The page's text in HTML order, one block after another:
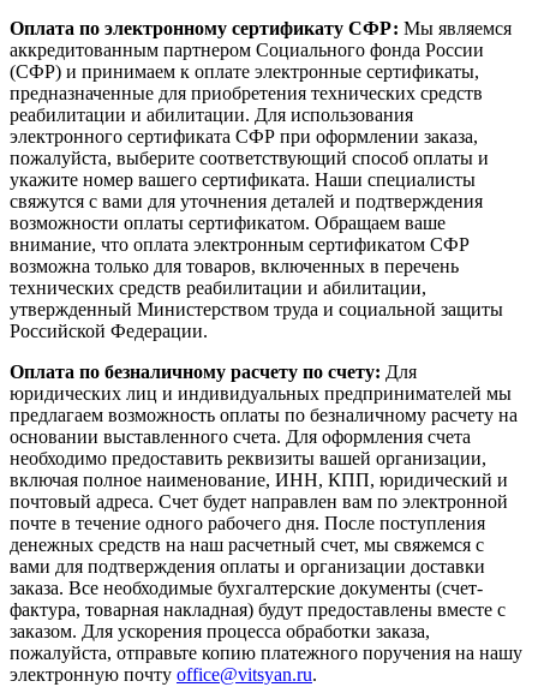
Оплата по электронному сертификату СФР: Мы являемся
аккредитованным партнером Социального фонда России
(СФР) и принимаем к оплате электронные сертификаты,
предназначенные для приобретения технических средств
реабилитации и абилитации. Для использования
электронного сертификата СФР при оформлении заказа,
пожалуйста, выберите соответствующий способ оплаты и
укажите номер вашего сертификата. Наши специалисты
свяжутся с вами для уточнения деталей и подтверждения
возможности оплаты сертификатом. Обращаем ваше
внимание, что оплата электронным сертификатом СФР
возможна только для товаров, включенных в перечень
технических средств реабилитации и абилитации,
утвержденный Министерством труда и социальной защиты
Российской Федерации.
Оплата по безналичному расчету по счету: Для
юридических лиц и индивидуальных предпринимателей мы
предлагаем возможность оплаты по безналичному расчету на
основании выставленного счета. Для оформления счета
необходимо предоставить реквизиты вашей организации,
включая полное наименование, ИНН, КПП, юридический и
почтовый адреса. Счет будет направлен вам по электронной
почте в течение одного рабочего дня. После поступления
денежных средств на наш расчетный счет, мы свяжемся с
вами для подтверждения оплаты и организации доставки
заказа. Все необходимые бухгалтерские документы (счет-
фактура, товарная накладная) будут предоставлены вместе с
заказом. Для ускорения процесса обработки заказа,
пожалуйста, отправьте копию платежного поручения на нашу
электронную почту office@vitsyan.ru.